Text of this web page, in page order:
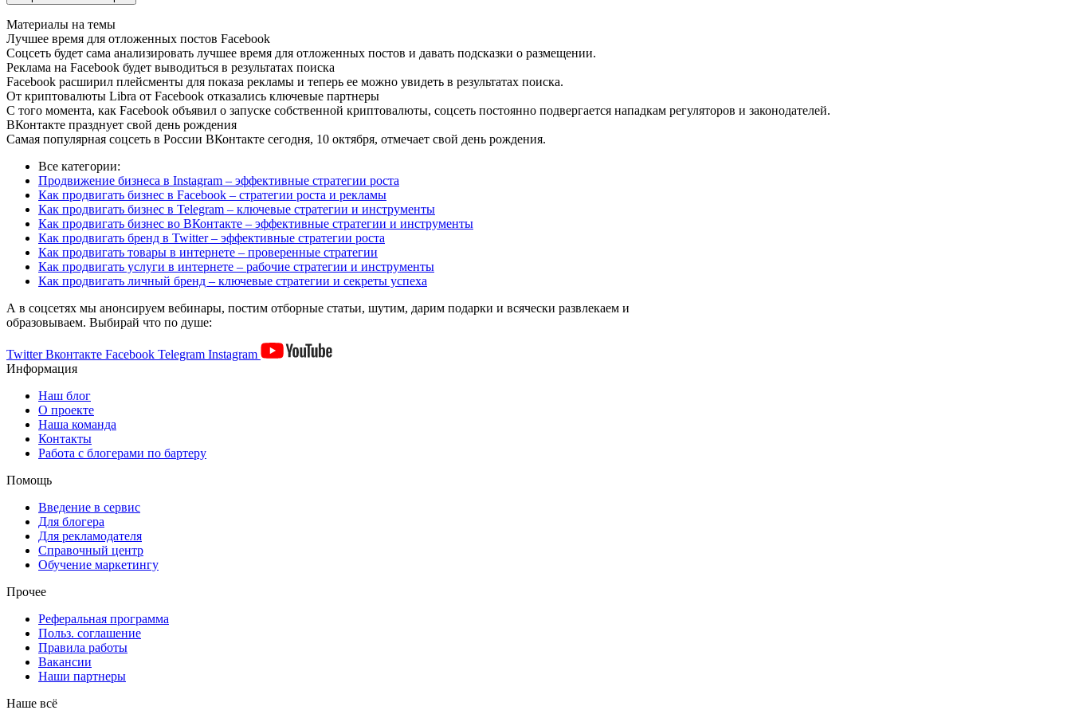
Материалы на темы
Лучшее время для отложенных постов Facebook
Соцсеть будет сама анализировать лучшее время для отложенных постов и давать подсказки о размещении.
Реклама на Facebook будет выводиться в результатах поиска
Facebook расширил плейсменты для показа рекламы и теперь ее можно увидеть в результатах поиска.
От криптовалюты Libra от Facebook отказались ключевые партнеры
С того момента, как Facebook объявил о запуске собственной криптовалюты, соцсеть постоянно подвергается нападкам регуляторов и законодателей.
ВКонтакте празднует свой день рождения
Самая популярная соцсеть в России ВКонтакте сегодня, 10 октября, отмечает свой день рождения.
Все категории:
Продвижение бизнеса в Instagram – эффективные стратегии роста
Как продвигать бизнес в Facebook – стратегии роста и рекламы
Как продвигать бизнес в Telegram – ключевые стратегии и инструменты
Как продвигать бизнес во ВКонтакте – эффективные стратегии и инструменты
Как продвигать бренд в Twitter – эффективные стратегии роста
Как продвигать товары в интернете – проверенные стратегии
Как продвигать услуги в интернете – рабочие стратегии и инструменты
Как продвигать личный бренд – ключевые стратегии и секреты успеха
А в соцсетях мы анонсируем вебинары, постим отборные статьи, шутим, дарим подарки и всячески развлекаем и
образовываем. Выбирай что по душе:
TwitterВконтакте Facebook Telegram Instagram
Информация
Наш блог
О проекте
Наша команда
Контакты
Работа с блогерами по бартеру
Помощь
Введение в сервис
Для блогера
Для рекламодателя
Справочный центр
Обучение маркетингу
Прочее
Реферальная программа
Польз. соглашение
Правила работы
Вакансии
Наши партнеры
Наше всё